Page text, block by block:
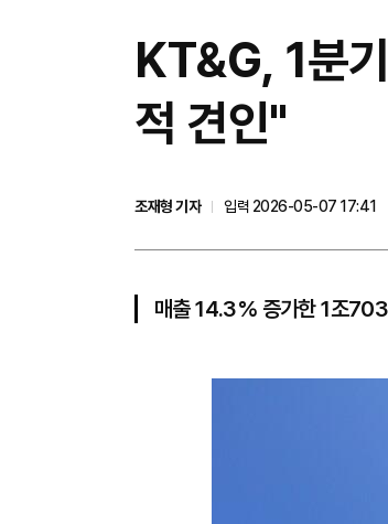
KT&G, 1분
적 견인"
조재형 기자
입력 2026-05-07 17:41
매출 14.3% 증가한 1조